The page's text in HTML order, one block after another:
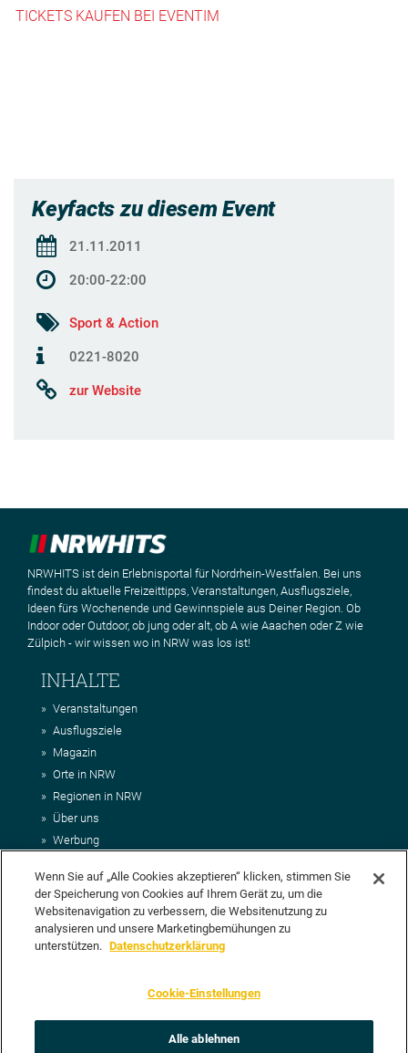
TICKETS KAUFEN BEI EVENTIM
Keyfacts zu diesem Event
21.11.2011
20:00-22:00
Sport & Action
0221-8020
zur Website
NRWHITS ist dein Erlebnisportal für Nordrhein-Westfalen. Bei uns
findest du aktuelle Freizeittipps, Veranstaltungen, Ausflugsziele,
Ideen fürs Wochenende und Gewinnspiele aus Deiner Region. Ob
Indoor oder Outdoor, ob jung oder alt, ob A wie Aaachen oder Z wie
Zülpich - wir wissen wo in NRW was los ist!
INHALTE
Veranstaltungen
Ausflugsziele
Magazin
Orte in NRW
Regionen in NRW
Über uns
Werbung
Impressum
AGB
Datenschutz
DEIN VORSCHLAG FÜR NRWHITS
vorschlagen? Klasse, dann nutze doch einfach
Unsere Redaktion wird Deinen Vorschlag dann so schnell wie
Wenn Sie auf „Alle Cookies akzeptieren“ klicken, stimmen Sie
der Speicherung von Cookies auf Ihrem Gerät zu, um die
Websitenavigation zu verbessern, die Websitenutzung zu
analysieren und unsere Marketingbemühungen zu
unterstützen. Datenschutzerklärung
Cookie-Einstellungen
Alle ablehnen